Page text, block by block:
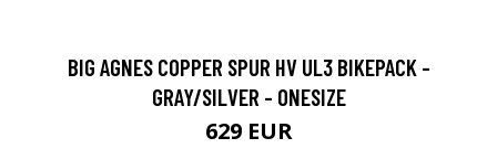
BIG AGNES COPPER SPUR HV UL3 BIKEPACK -
GRAY/SILVER - ONESIZE
629 EUR